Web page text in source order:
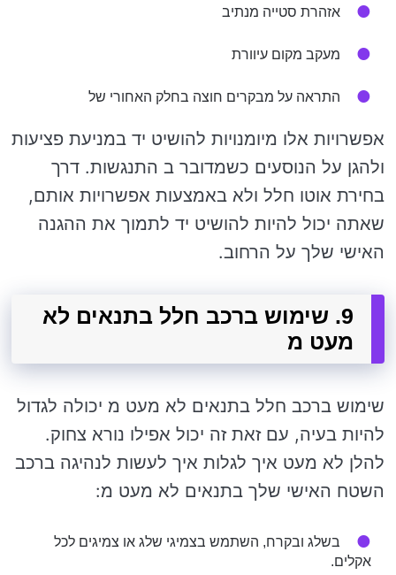
אזהרת סטייה מנתיב
מעקב מקום עיוורת
התראה על מבקרים חוצה בחלק האחורי של
אפשרויות אלו מיומנויות להושיט יד במניעת פציעות
ולהגן על הנוסעים כשמדובר ב התנגשות. דרך
בחירת אוטו חלל ולא באמצעות אפשרויות אותם,
שאתה יכול להיות להושיט יד לתמוך את ההגנה
האישי שלך על הרחוב.
9. שימוש ברכב חלל בתנאים לא
מעט מ
שימוש ברכב חלל בתנאים לא מעט מ יכולה לגדול
להיות בעיה, עם זאת זה יכול אפילו נורא צחוק.
להלן לא מעט איך לגלות איך לעשות לנהיגה ברכב
השטח האישי שלך בתנאים לא מעט מ:
בשלג ובקרח, השתמש בצמיגי שלג או צמיגים לכל
אקלים.